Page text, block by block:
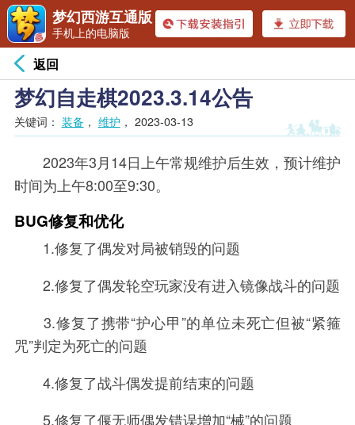
返回
梦幻自走棋2023.3.14公告
关键词： 装备 ， 维护 ， 2023-03-13
2023年3月14日上午常规维护后生效，预计维护
时间为上午8:00至9:30。
BUG修复和优化
1.修复了偶发对局被销毁的问题
2.修复了偶发轮空玩家没有进入镜像战斗的问题
3.修复了携带“护心甲”的单位未死亡但被“紧箍
咒”判定为死亡的问题
4.修复了战斗偶发提前结束的问题
5.修复了偃无师偶发错误增加“械”的问题
梦幻西游互通版
手机上的电脑版